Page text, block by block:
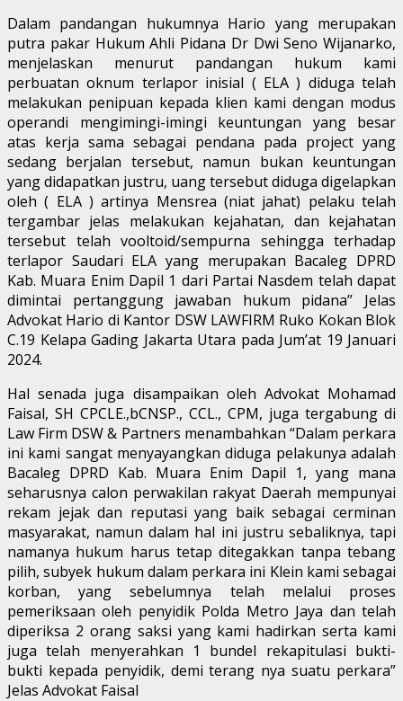
Dalam pandangan hukumnya Hario yang merupakan
putra pakar Hukum Ahli Pidana Dr Dwi Seno Wijanarko,
menjelaskan menurut pandangan hukum kami
perbuatan oknum terlapor inisial ( ELA ) diduga telah
melakukan penipuan kepada klien kami dengan modus
operandi mengimingi-imingi keuntungan yang besar
atas kerja sama sebagai pendana pada project yang
sedang berjalan tersebut, namun bukan keuntungan
yang didapatkan justru, uang tersebut diduga digelapkan
oleh ( ELA ) artinya Mensrea (niat jahat) pelaku telah
tergambar jelas melakukan kejahatan, dan kejahatan
tersebut telah vooltoid/sempurna sehingga terhadap
terlapor Saudari ELA yang merupakan Bacaleg DPRD
Kab. Muara Enim Dapil 1 dari Partai Nasdem telah dapat
dimintai pertanggung jawaban hukum pidana” Jelas
Advokat Hario di Kantor DSW LAWFIRM Ruko Kokan Blok
C.19 Kelapa Gading Jakarta Utara pada Jum’at 19 Januari
2024.
Hal senada juga disampaikan oleh Advokat Mohamad
Faisal, SH CPCLE.,bCNSP., CCL., CPM, juga tergabung di
Law Firm DSW & Partners menambahkan “Dalam perkara
ini kami sangat menyayangkan diduga pelakunya adalah
Bacaleg DPRD Kab. Muara Enim Dapil 1, yang mana
seharusnya calon perwakilan rakyat Daerah mempunyai
rekam jejak dan reputasi yang baik sebagai cerminan
masyarakat, namun dalam hal ini justru sebaliknya, tapi
namanya hukum harus tetap ditegakkan tanpa tebang
pilih, subyek hukum dalam perkara ini Klein kami sebagai
korban, yang sebelumnya telah melalui proses
pemeriksaan oleh penyidik Polda Metro Jaya dan telah
diperiksa 2 orang saksi yang kami hadirkan serta kami
juga telah menyerahkan 1 bundel rekapitulasi bukti-
bukti kepada penyidik, demi terang nya suatu perkara”
Jelas Advokat Faisal